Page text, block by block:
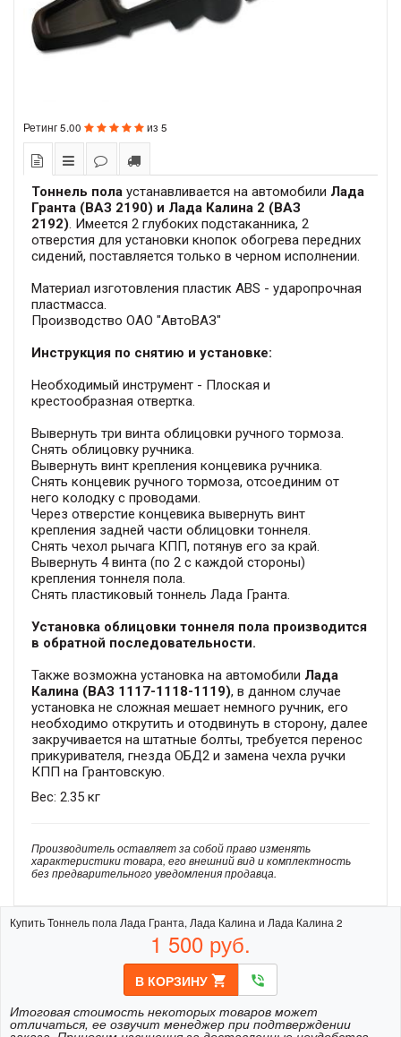
Ретинг5.00 из 5
Тоннель пола устанавливается на автомобили Лада
Гранта (ВАЗ 2190) и Лада Калина 2 (ВАЗ
2192). Имеется 2 глубоких подстаканника, 2
отверстия для установки кнопок обогрева передних
сидений, поставляется только в черном исполнении.
Материал изготовления пластик ABS - ударопрочная
пластмасса.
Производство ОАО "АвтоВАЗ"
Инструкция по снятию и установке:
Необходимый инструмент - Плоская и
крестообразная отвертка.
Вывернуть три винта облицовки ручного тормоза.
Снять облицовку ручника.
Вывернуть винт крепления концевика ручника.
Снять концевик ручного тормоза, отсоединим от
него колодку с проводами.
Через отверстие концевика вывернуть винт
крепления задней части облицовки тоннеля.
Снять чехол рычага КПП, потянув его за край.
Вывернуть 4 винта (по 2 с каждой стороны)
крепления тоннеля пола.
Снять пластиковый тоннель Лада Гранта.
Установка облицовки тоннеля пола производится
в обратной последовательности.
Также возможна установка на автомобили Лада
Калина (ВАЗ 1117-1118-1119), в данном случае
установка не сложная мешает немного ручник, его
необходимо открутить и отодвинуть в сторону, далее
закручивается на штатные болты, требуется перенос
прикуривателя, гнезда ОБД2 и замена чехла ручки
КПП на Грантовскую.
Вес: 2.35 кг
Производитель оставляет за собой право изменять
характеристики товара, его внешний вид и комплектность
без предварительного уведомления продавца.
Купить Тоннель пола Лада Гранта, Лада Калина и Лада Калина 2
1 500 руб.
В КОРЗИНУ shopping_cart phone_in_talk
Итоговая стоимость некоторых товаров может
отличаться, ее озвучит менеджер при подтверждении